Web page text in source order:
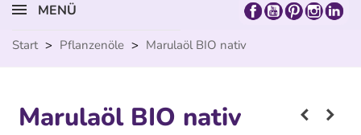
MENÜ
Start > Pflanzenöle > Marulaöl BIO nativ
Marulaöl BIO nativ